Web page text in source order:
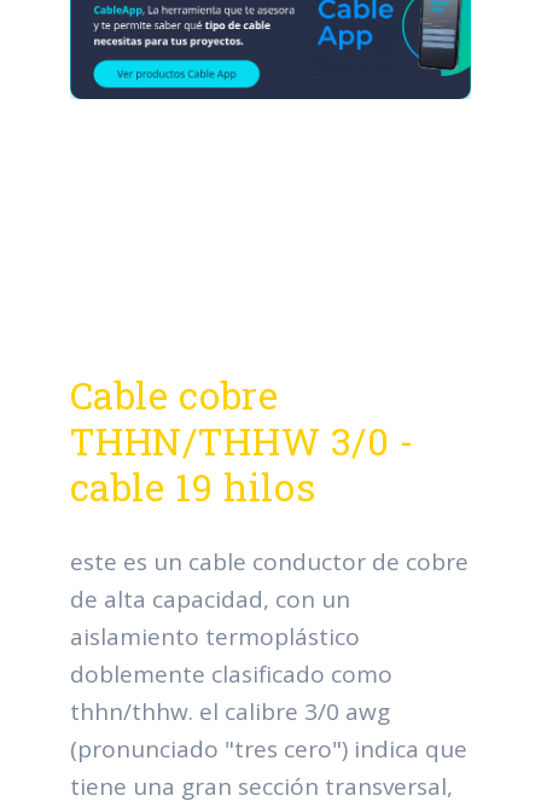
Cable cobre
THHN/THHW 3/0 -
cable 19 hilos
este es un cable conductor de cobre
de alta capacidad, con un
aislamiento termoplástico
doblemente clasificado como
thhn/thhw. el calibre 3/0 awg
(pronunciado "tres cero") indica que
tiene una gran sección transversal,